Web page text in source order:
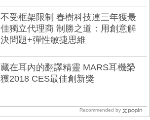
不受框架限制 春樹科技連三年獲最
佳獨立代理商 制勝之道：用創意解
決問題+彈性敏捷思維
藏在耳內的翻譯精靈 MARS耳機榮
獲2018 CES最佳創新獎
Recommended by